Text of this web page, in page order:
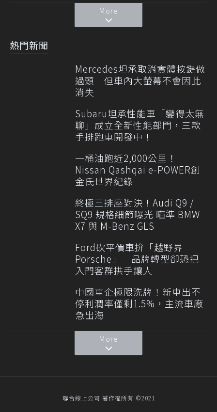
More
熱門新聞
Mercedes坦承取消實體按鍵做
過頭 但車內大螢幕不會因此
消失
Subaru坦承性能車「變得太無
聊」成立全新性能部門，三款
手排跑車開發中！
一桶油跑近2,000公里！
Nissan Qashqai e-POWER創
金氏世界紀錄
終極三排座對決！Audi Q9 /
SQ9 規格細節曝光 瞄準 BMW
X7 與 M-Benz GLS
Ford砍平價車拚「越野界
Porsche」 品牌轉型卻恐把
入門客群拱手讓人
中國車企極限洗牌！新車出不
停利潤率僅剩1.5%，主流車廠
急出海
More
聯合線上公司 著作權所有 ©2021